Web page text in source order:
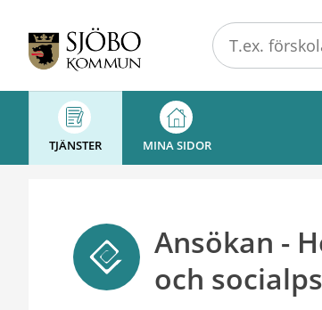
Självservice
-
kommunTJÄNSTER MINA SIDOR
Ansökan -
och